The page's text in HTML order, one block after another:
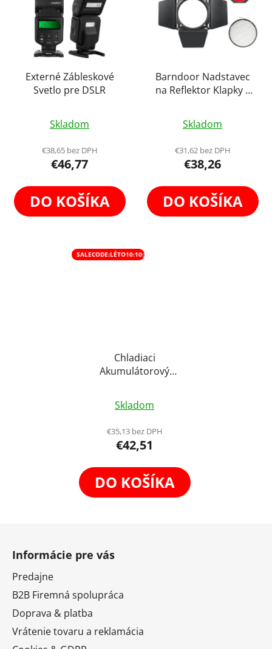
Externé Zábleskové
Svetlo pre DSLR
hodnotenie
produktu
je
z
Skladom
€38,65 bez DPH
€46,77
DO KOŠÍKA
Barndoor Nadstavec
na Reflektor Klapky s
Filtrami Voština Vráta
od Chlieva
Skladom
€31,62 bez DPH
€38,26
DO KOŠÍKA
SALECODE:LÉTO10:10:%
Chladiaci
Akumulátorový
Fotoapáraty Ochrana
proti Prehriatiu pre
Skladom
€35,13 bez DPH
€42,51
DO KOŠÍKA
Informácie pre vás
Predajne
B2B Firemná spolupráca
Doprava & platba
Vrátenie tovaru a reklamácia